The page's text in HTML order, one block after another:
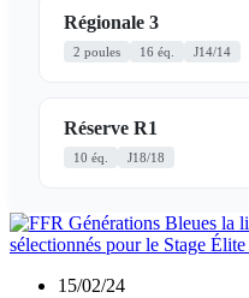
Régionale 3
2 poules 16 éq. J14/14
Réserve R1
10 éq. J18/18
15/02/24